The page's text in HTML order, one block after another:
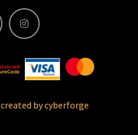
created by cyberforge